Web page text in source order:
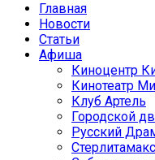
Главная
Новости
Статьи
Афиша
Киноцентр
Кинотеатр
Клуб Артель
Городской
Русский